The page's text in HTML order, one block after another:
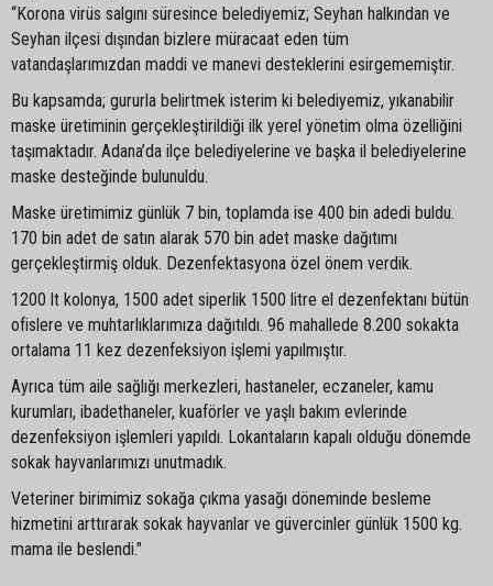
“Korona virüs salgını süresince belediyemiz; Seyhan halkından ve
Seyhan ilçesi dışından bizlere müracaat eden tüm
vatandaşlarımızdan maddi ve manevi desteklerini esirgememiştir.
Bu kapsamda; gururla belirtmek isterim ki belediyemiz, yıkanabilir
maske üretiminin gerçekleştirildiği ilk yerel yönetim olma özelliğini
taşımaktadır. Adana’da ilçe belediyelerine ve başka il belediyelerine
maske desteğinde bulunuldu.
Maske üretimimiz günlük 7 bin, toplamda ise 400 bin adedi buldu.
170 bin adet de satın alarak 570 bin adet maske dağıtımı
gerçekleştirmiş olduk. Dezenfektasyona özel önem verdik.
1200 lt kolonya, 1500 adet siperlik 1500 litre el dezenfektanı bütün
ofislere ve muhtarlıklarımıza dağıtıldı. 96 mahallede 8.200 sokakta
ortalama 11 kez dezenfeksiyon işlemi yapılmıştır.
Ayrıca tüm aile sağlığı merkezleri, hastaneler, eczaneler, kamu
kurumları, ibadethaneler, kuaförler ve yaşlı bakım evlerinde
dezenfeksiyon işlemleri yapıldı. Lokantaların kapalı olduğu dönemde
sokak hayvanlarımızı unutmadık.
Veteriner birimimiz sokağa çıkma yasağı döneminde besleme
hizmetini arttırarak sokak hayvanlar ve güvercinler günlük 1500 kg.
mama ile beslendi."